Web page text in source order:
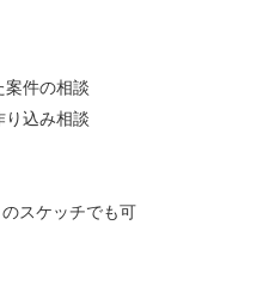
案件の相談
り込み相談
スケッチでも可